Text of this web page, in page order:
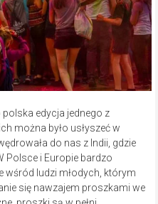
edycja jednego z
można było usłyszeć w
do nas z Indii, gdzie
Polsce i Europie bardzo
wśród ludzi młodych, którym
się nawzajem proszkami we